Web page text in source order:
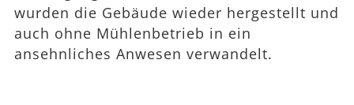
wurden die Gebäude wieder hergestellt und
auch ohne Mühlenbetrieb in ein
ansehnliches Anwesen verwandelt.